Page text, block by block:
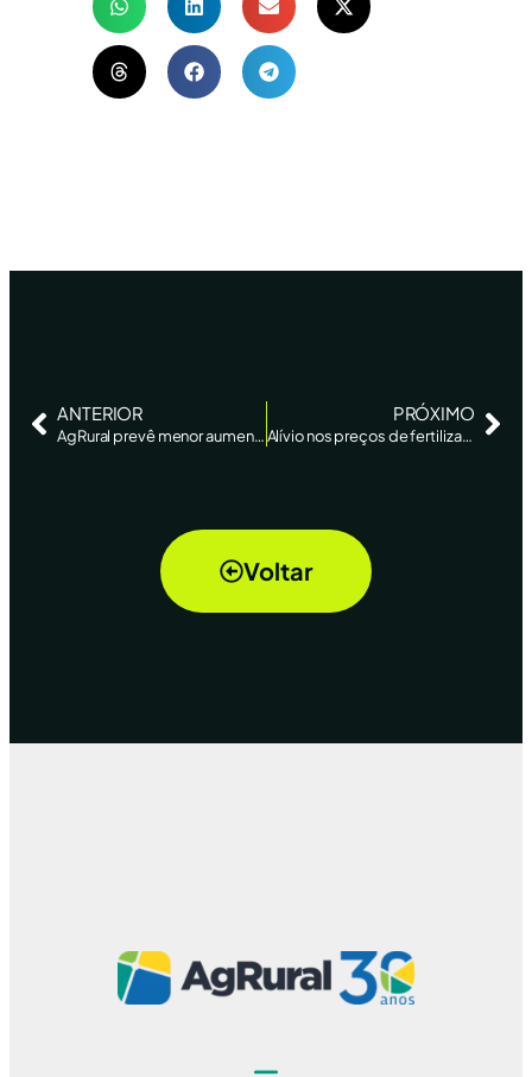
ANTERIOR
AgRural prevê menor aumento da área de soja do Brasil em 20 anos em 2026/27
PRÓXIMO
Alívio nos preços de fertilizantes deve ajudar milho no Brasil e deixar soja de lado
Voltar